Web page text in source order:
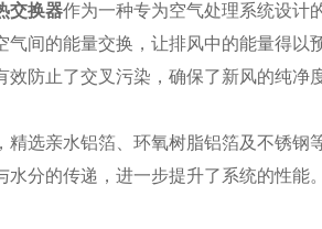
交换器作为一种专为空气处理系统设计
气间的能量交换，让排风中的能量得
防止了交叉污染，确保了新风的纯净度
精选亲水铝箔、环氧树脂铝箔及不锈
分的传递，进一步提升了系统的性能。